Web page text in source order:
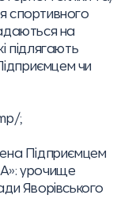
спортивного
на
підлягають
чи
;
Підприємцем
урочище
Яворівського